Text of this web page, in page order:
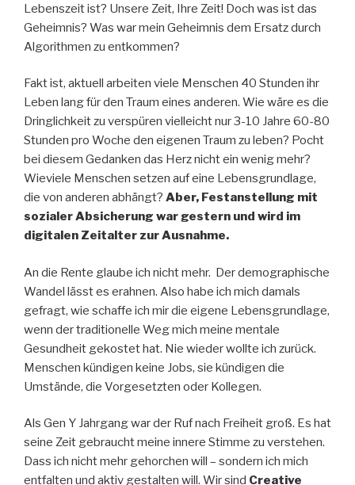
Lebenszeit ist? Unsere Zeit, Ihre Zeit! Doch was ist das
Geheimnis? Was war mein Geheimnis dem Ersatz durch
Algorithmen zu entkommen?
Fakt ist, aktuell arbeiten viele Menschen 40 Stunden ihr
Leben lang für den Traum eines anderen. Wie wäre es die
Dringlichkeit zu verspüren vielleicht nur 3-10 Jahre 60-80
Stunden pro Woche den eigenen Traum zu leben? Pocht
bei diesem Gedanken das Herz nicht ein wenig mehr?
Wieviele Menschen setzen auf eine Lebensgrundlage,
die von anderen abhängt? Aber, Festanstellung mit
sozialer Absicherung war gestern und wird im
digitalen Zeitalter zur Ausnahme.
An die Rente glaube ich nicht mehr. Der demographische
Wandel lässt es erahnen. Also habe ich mich damals
gefragt, wie schaffe ich mir die eigene Lebensgrundlage,
wenn der traditionelle Weg mich meine mentale
Gesundheit gekostet hat. Nie wieder wollte ich zurück.
Menschen kündigen keine Jobs, sie kündigen die
Umstände, die Vorgesetzten oder Kollegen.
Als Gen Y Jahrgang war der Ruf nach Freiheit groß. Es hat
seine Zeit gebraucht meine innere Stimme zu verstehen.
Dass ich nicht mehr gehorchen will – sondern ich mich
entfalten und aktiv gestalten will. Wir sind Creative